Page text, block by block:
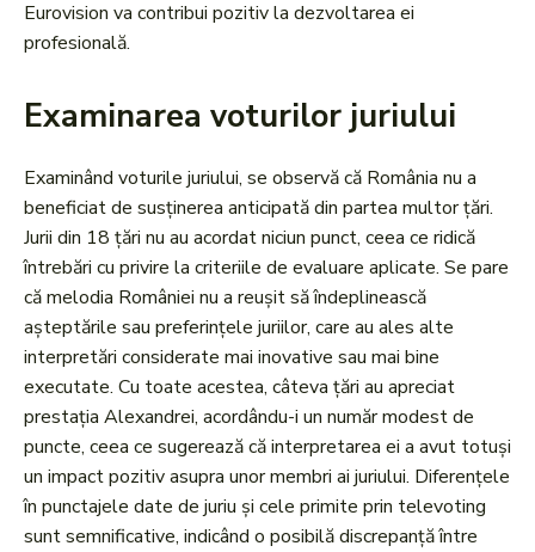
Eurovision va contribui pozitiv la dezvoltarea ei
profesională.
Examinarea voturilor juriului
Examinând voturile juriului, se observă că România nu a
beneficiat de susținerea anticipată din partea multor țări.
Jurii din 18 țări nu au acordat niciun punct, ceea ce ridică
întrebări cu privire la criteriile de evaluare aplicate. Se pare
că melodia României nu a reușit să îndeplinească
așteptările sau preferințele juriilor, care au ales alte
interpretări considerate mai inovative sau mai bine
executate. Cu toate acestea, câteva țări au apreciat
prestația Alexandrei, acordându-i un număr modest de
puncte, ceea ce sugerează că interpretarea ei a avut totuși
un impact pozitiv asupra unor membri ai juriului. Diferențele
în punctajele date de juriu și cele primite prin televoting
sunt semnificative, indicând o posibilă discrepanță între